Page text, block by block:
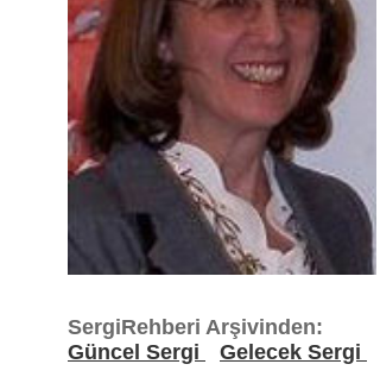
SergiRehberi Arşivinden:
Güncel Sergi
Gelecek Sergi